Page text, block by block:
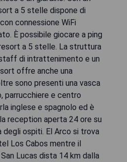
a 5 stelle dispone di
connessione WiFi
È possibile giocare a ping
a 5 stelle. La struttura
di intrattenimento e un
offre anche una
sono presenti una vasca
parrucchiere e centro
inglese e spagnolo ed è
reception aperta 24 ore su
degli ospiti. El Arco si trova
Los Cabos mentre il
Lucas dista 14 km dalla